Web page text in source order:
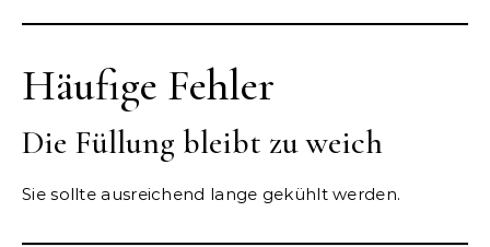
Häufige Fehler
Die Füllung bleibt zu weich
Sie sollte ausreichend lange gekühlt werden.